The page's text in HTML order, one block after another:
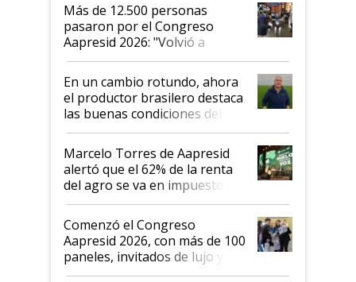
Más de 12.500 personas
pasaron por el Congreso
Aapresid 2026: "Volvió a
demostrar que hablar del
suelo es hablar de todo el
sistema productivo"
En un cambio rotundo, ahora
el productor brasilero destaca
las buenas condiciones del
agro argentino para invertir:
"Los veo más motivados"
Marcelo Torres de Aapresid
alertó que el 62% de la renta
del agro se va en impuestos:
"No es bueno que en
Argentina se sigan discutiendo
las mismas cosas de hace 50
años"
Comenzó el Congreso
Aapresid 2026, con más de 100
paneles, invitados de lujo y
todas las tendencias